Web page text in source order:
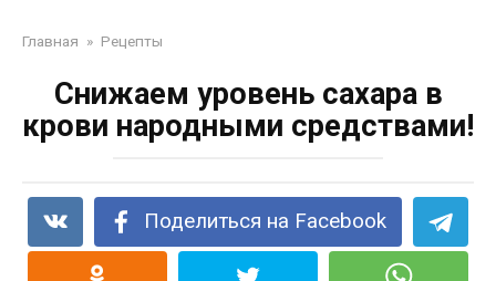
Главная » Рецепты
Снижаем уровень сахара в
крови народными средствами!
Поделиться на Facebook